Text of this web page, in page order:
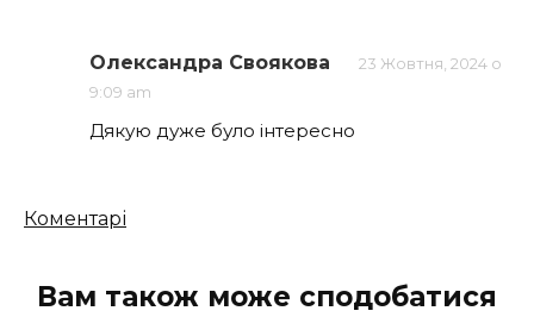
Олександра Своякова
23 Жовтня, 2024 о
9:09 am
Дякую дуже було інтересно
Кількість
Коментарі
Вам також може сподобатися